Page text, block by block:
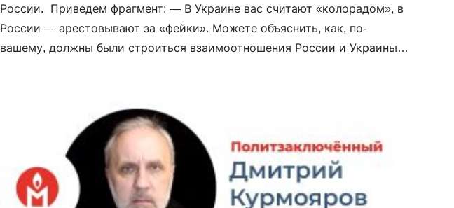
России. Приведем фрагмент: — В Украине вас считают «колорадом», в
России — арестовывают за «фейки». Можете объяснить, как, по-
вашему, должны были строиться взаимоотношения России и Украины